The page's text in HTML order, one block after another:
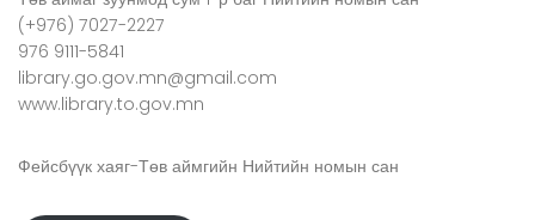
(+976) 7027-2227
976 9111-5841
library.go.gov.mn@gmail.com
www.library.to.gov.mn
Фейсбүүк хаяг-Төв аймгийн Нийтийн номын сан